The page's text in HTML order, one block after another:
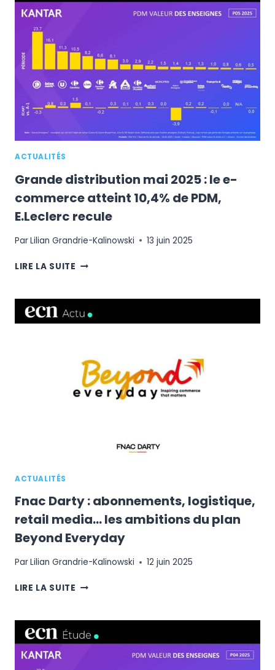
:
RÉVÈLE
L’ÉTUDE
OPINIONWAY
POUR
BONIAL
ACTUALITÉS
Grande distribution mai 2025 : le e-
commerce atteint 10,4% de PDM,
E.Leclerc recule
ParLilian Grandrie-Kalinowski 13 juin 2025
LIRE LA SUITE GRANDE
2025
:
LE
ATTEINT
10,4%
DE
ACTUALITÉS
Fnac Darty : abonnements, logistique,
retail media… les ambitions du plan
Beyond Everyday
ParLilian Grandrie-Kalinowski 12 juin 2025
LIRE LA SUITE FNAC
ABONNEMENTS,
LOGISTIQUE,